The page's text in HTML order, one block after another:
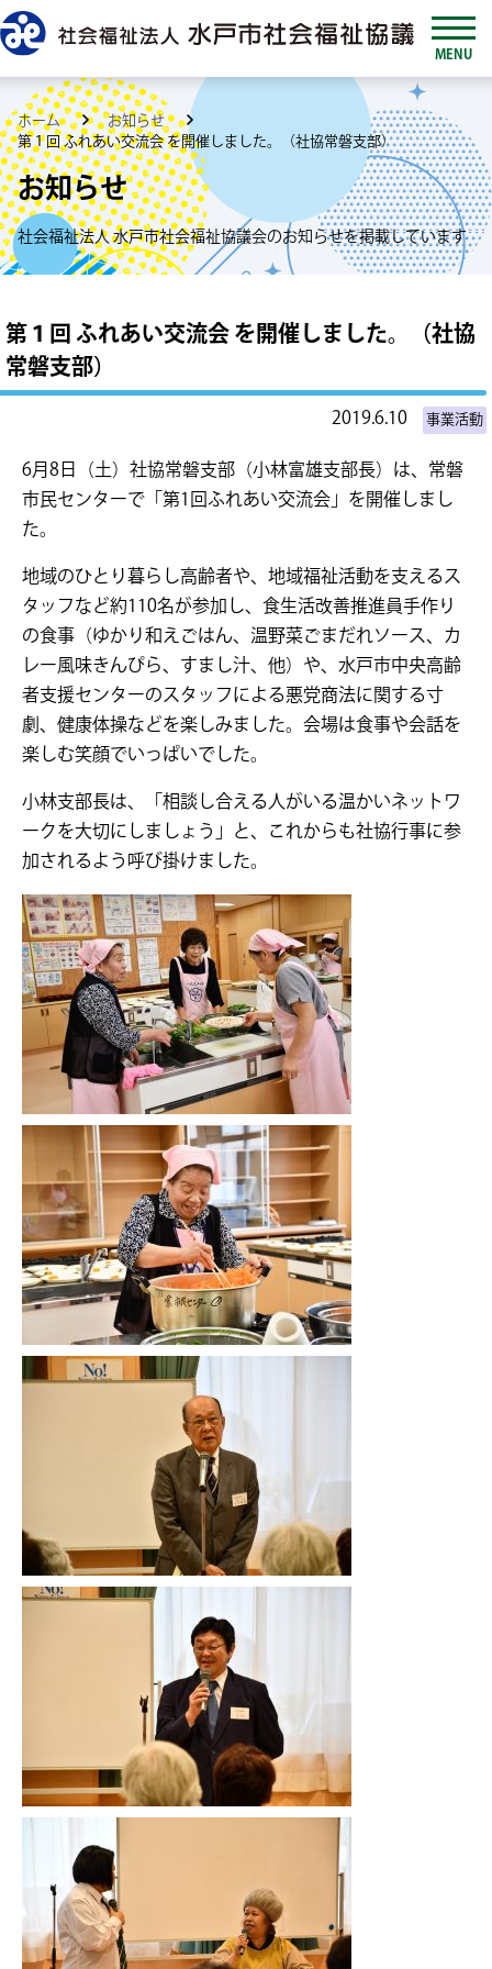
MENU
ホーム
お知らせ
第１回 ふれあい交流会 を開催しました。（社協常磐支部）
お知らせ
社会福祉法人 水戸市社会福祉協議会のお知らせを掲載しています
第１回 ふれあい交流会 を開催しました。（社協
常磐支部）
2019.6.10 事業活動
6月8日（土）社協常磐支部（小林富雄支部長）は、常磐
市民センターで「第1回ふれあい交流会」を開催しまし
た。
地域のひとり暮らし高齢者や、地域福祉活動を支えるス
タッフなど約110名が参加し、食生活改善推進員手作り
の食事（ゆかり和えごはん、温野菜ごまだれソース、カ
レー風味きんぴら、すまし汁、他）や、水戸市中央高齢
者支援センターのスタッフによる悪党商法に関する寸
劇、健康体操などを楽しみました。会場は食事や会話を
楽しむ笑顔でいっぱいでした。
小林支部長は、「相談し合える人がいる温かいネットワ
ークを大切にしましょう」と、これからも社協行事に参
加されるよう呼び掛けました。